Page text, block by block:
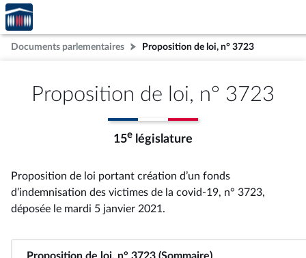
Aller au contenu
Aller en bas de la page
Accèder
à la
page
d'accueil
Documents parlementaires Proposition de loi, n° 3723
Proposition de loi, n° 3723
15e législature
Proposition de loi portant création d’un fonds
d’indemnisation des victimes de la covid-19, n° 3723,
déposée le mardi 5 janvier 2021 .